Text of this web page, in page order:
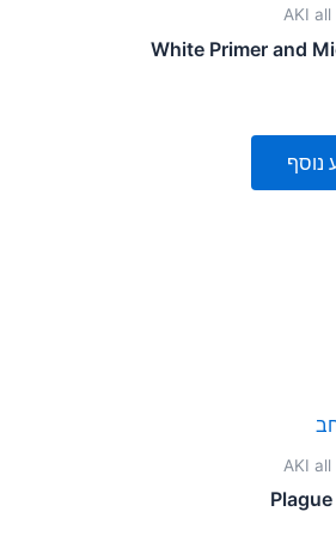
AKI
White Primer and
נוסף
AKI